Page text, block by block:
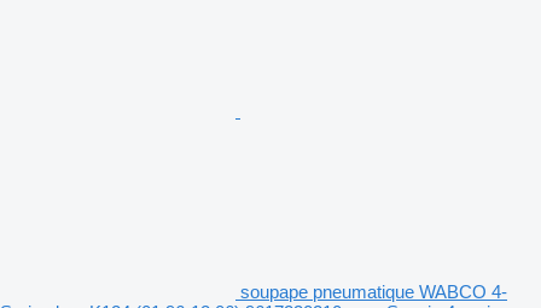
soupape pneumatique WABCO 4-